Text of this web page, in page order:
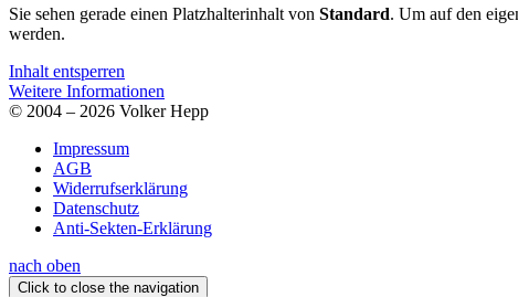
Sie sehen gerade einen Platzhalterinhalt von Standard. Um auf den
werden.
Inhalt entsperren
Weitere Informationen
© 2004 – 2026 Volker Hepp
Impressum
AGB
Widerrufserklärung
Datenschutz
Anti-Sekten-Erklärung
nach oben
Click to close the navigation